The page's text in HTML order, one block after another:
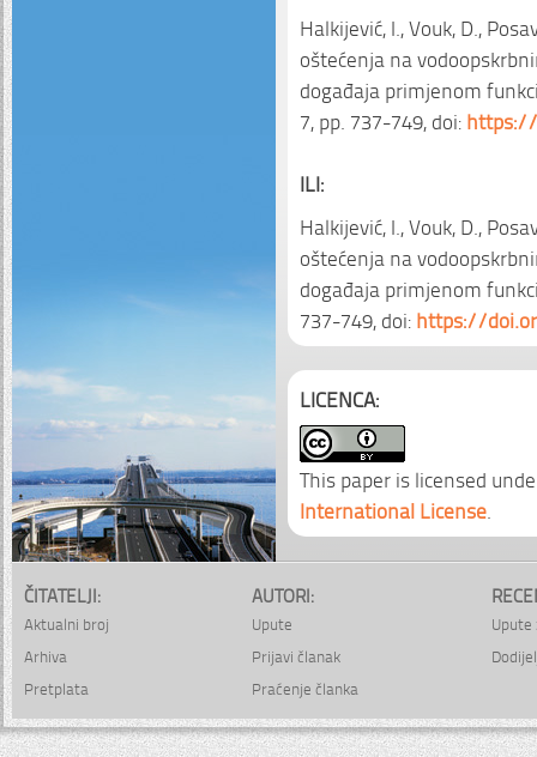
Halkijević, I., Vouk, D.,
oštećenja na
događaja primjenom
7, pp. 737-749, doi:https://
ILI:
Halkijević, I., Vouk, D.,
oštećenja na
događaja primjenom
737-749, doi:https://
LICENCA:
This paper is licensed
International License
ČITATELJI:
Aktualni broj
Arhiva
Pretplata
AUTORI:
Upute
Prijavi članak
Praćenje članka
Upute